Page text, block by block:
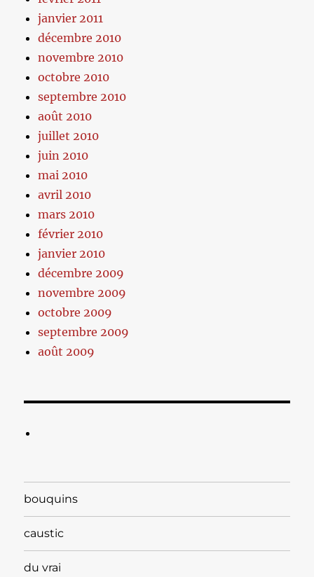
janvier 2011
décembre 2010
novembre 2010
octobre 2010
septembre 2010
août 2010
juillet 2010
juin 2010
mai 2010
avril 2010
mars 2010
février 2010
janvier 2010
décembre 2009
novembre 2009
octobre 2009
septembre 2009
août 2009
bouquins
caustic
du vrai